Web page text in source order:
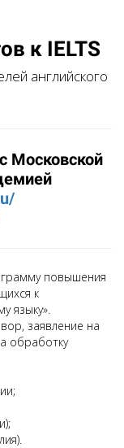
к IELTS
английского
Московской
повышения
к
языку».
заявление на
обработку